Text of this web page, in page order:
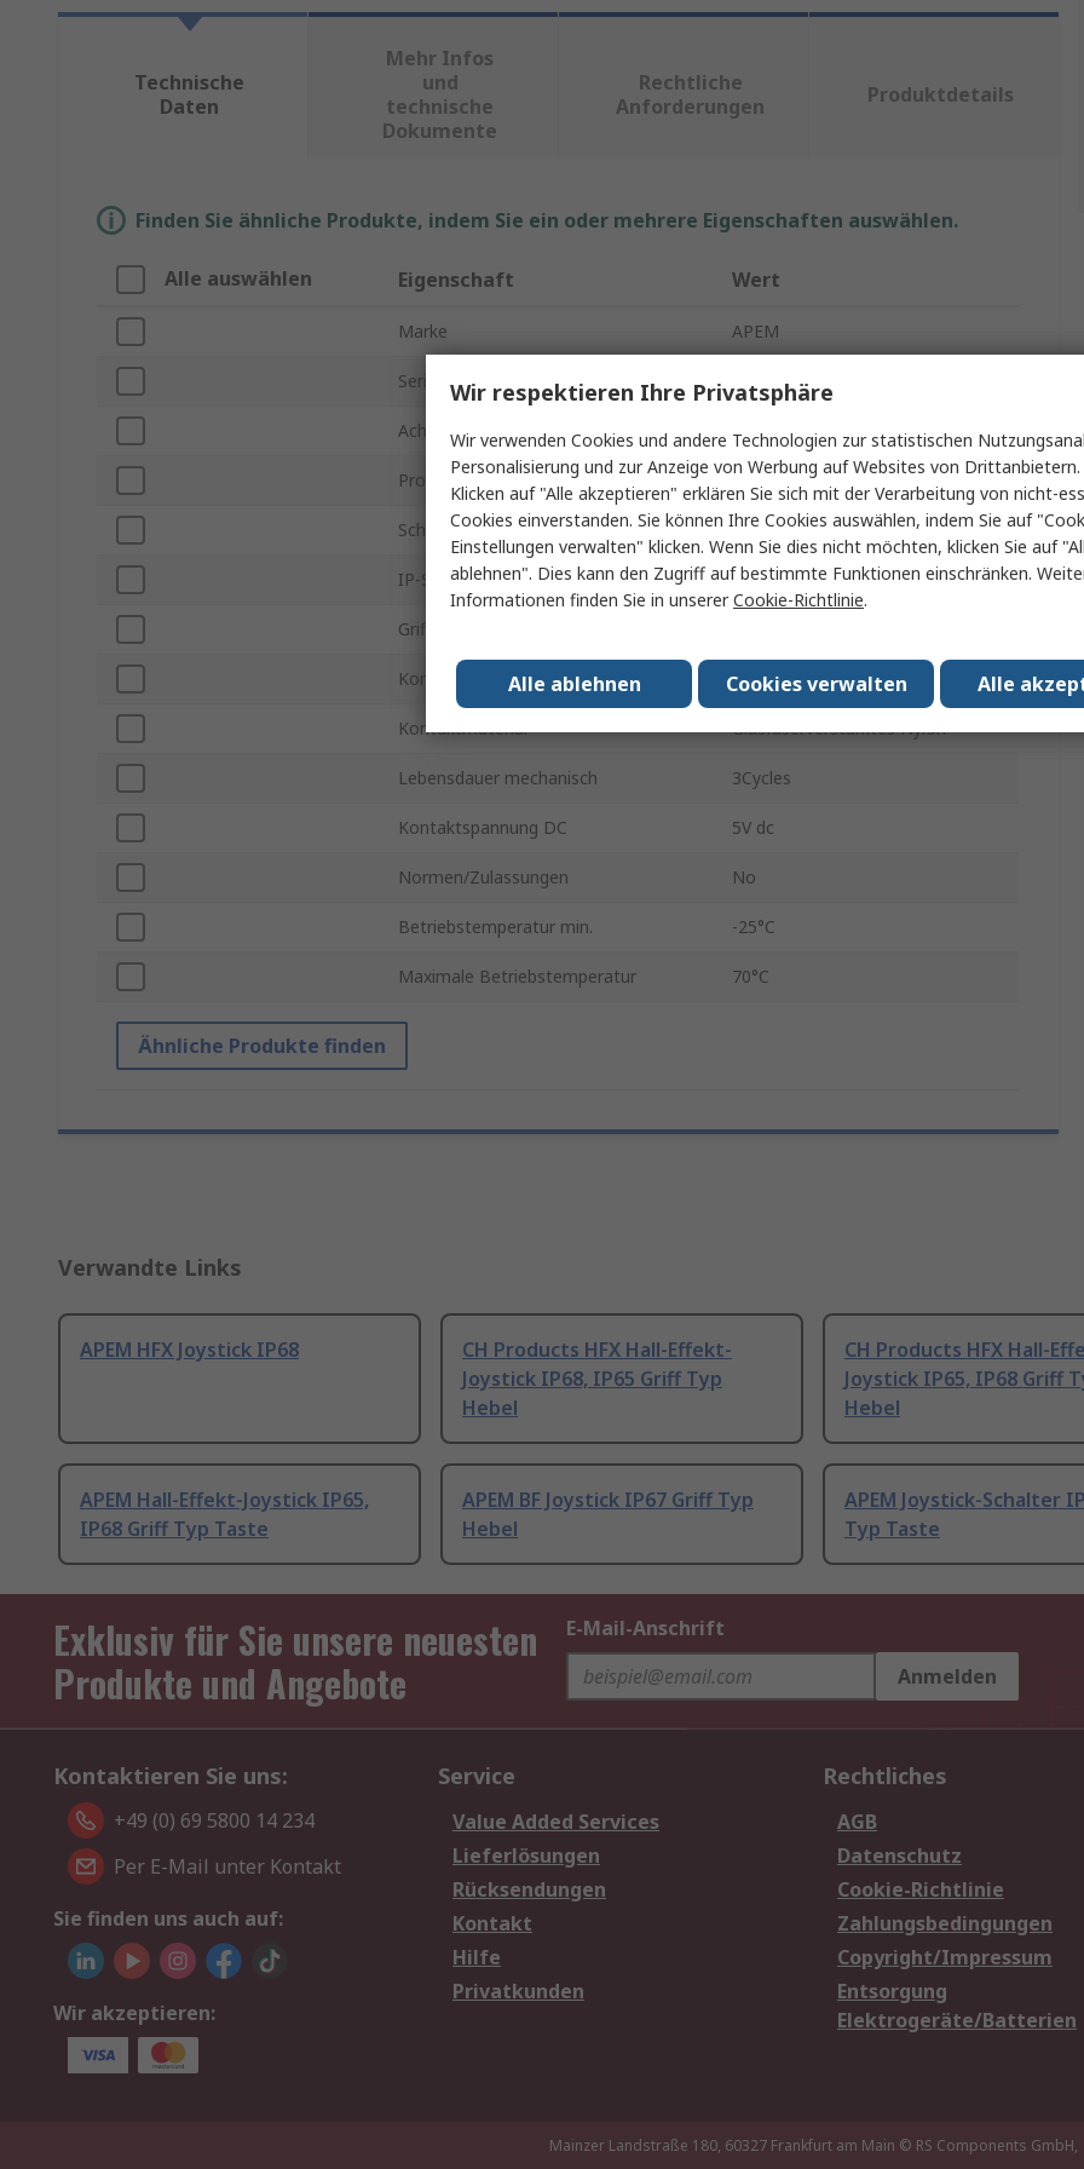
Technische
Daten
Mehr Infos
und
technische
Dokumente
Rechtliche
Anforderungen
Produktdetails
Finden Sie ähnliche Produkte, indem Sie ein oder mehrere Eigenschaften auswählen.
Alle auswählen Eigenschaft Wert
Marke APEM
Serie HFX
Achsenanzahl 3
Produkt Typ Joystick
Schalttechnologie Hall-Effekt-Technologie
IP-Schutzart IP68, IP65
Grifftype
Kontakt Nennstrom 10mA
Kontaktmaterial Glasfaserverstärktes Nylon
Lebensdauer mechanisch 3Cycles
Kontaktspannung DC 5V dc
Normen/Zulassungen No
Betriebstemperatur min. -25°C
Maximale Betriebstemperatur 70°C
Ähnliche Produkte finden
Verwandte Links
APEM HFX Joystick IP68
CH Products HFX Hall-Effekt-
Joystick IP68, IP65 Griff Typ
Hebel
CH Products HFX Hall-
Joystick IP65, IP68 Griff
Hebel
APEM Hall-Effekt-Joystick IP65,
IP68 Griff Typ Taste
APEM BF Joystick IP67 Griff Typ
Hebel
APEM Joystick-Schalter
Typ Taste
Exklusiv für Sie unsere neuesten
Produkte und Angebote
E-Mail-Anschrift
Anmelden
Kontaktieren Sie uns:
+49 (0) 69 5800 14 234
Per E-Mail unter Kontakt
Sie finden uns auch auf:
Wir akzeptieren:
Service
Value Added Services
Lieferlösungen
Rücksendungen
Kontakt
Hilfe
Privatkunden
Rechtliches
AGB
Datenschutz
Cookie-Richtlinie
Zahlungsbedingungen
Copyright/Impressum
Entsorgung
Elektrogeräte/Batterien
Mainzer Landstraße 180, 60327 Frankfurt am Main © RS Components GmbH,
Wir respektieren Ihre Privatsphäre
Wir verwenden Cookies und andere Technologien zur statistischen
Personalisierung und zur Anzeige von Werbung auf Websites von
Klicken auf "Alle akzeptieren" erklären Sie sich mit der Verarbeitung von nicht-
Cookies einverstanden. Sie können Ihre Cookies auswählen, indem Sie auf
Einstellungen verwalten" klicken. Wenn Sie dies nicht möchten, klicken Sie auf
ablehnen". Dies kann den Zugriff auf bestimmte Funktionen einschränken.
Informationen finden Sie in unsererCookie-Richtlinie.
Alle
Cookies verwalten
Alle ablehnen